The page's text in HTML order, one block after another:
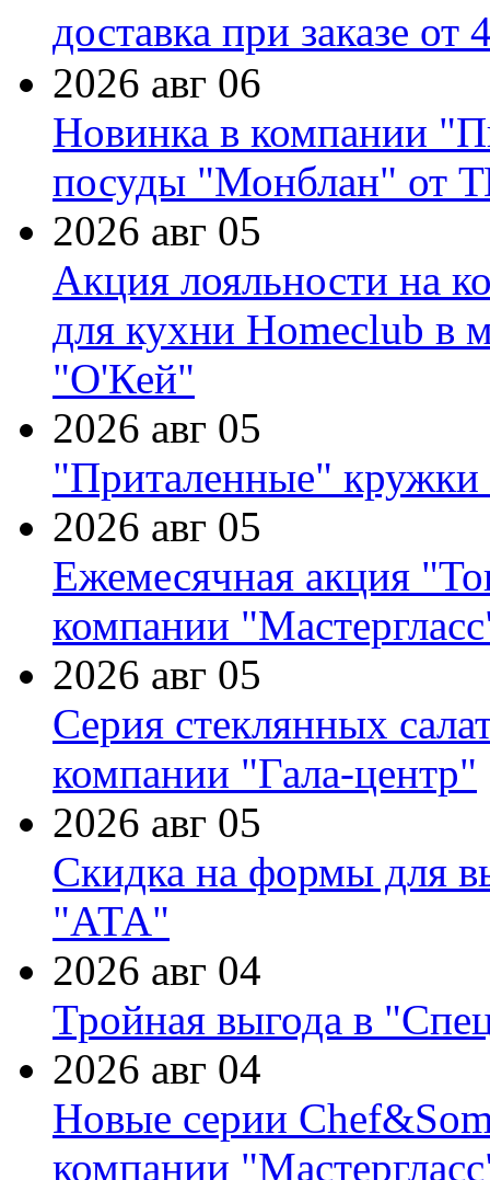
доставка при заказе от
2026 авг 06
Новинка в компании
посуды "Монблан" от
2026 авг 05
Акция лояльности на
для кухни Homeclub в
"О'Кей"
2026 авг 05
"Приталенные" кружки
2026 авг 05
Ежемесячная акция
компании
2026 авг 05
Серия стеклянных
компании "Гала-центр"
2026 авг 05
Скидка на формы для
"АТА"
2026 авг 04
Тройная выгода в
2026 авг 04
Новые серии
компании